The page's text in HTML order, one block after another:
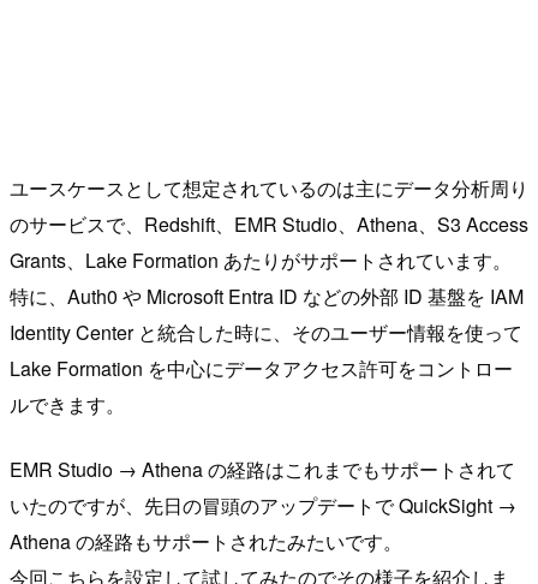
ユースケースとして想定されているのは主にデータ分析周り
のサービスで、Redshift、EMR Studio、Athena、S3 Access
Grants、Lake Formation あたりがサポートされています。
特に、Auth0 や Microsoft Entra ID などの外部 ID 基盤を IAM
Identity Center と統合した時に、そのユーザー情報を使って
Lake Formation を中心にデータアクセス許可をコントロー
ルできます。
EMR Studio → Athena の経路はこれまでもサポートされて
いたのですが、先日の冒頭のアップデートで QuickSight →
Athena の経路もサポートされたみたいです。
今回こちらを設定して試してみたのでその様子を紹介しま